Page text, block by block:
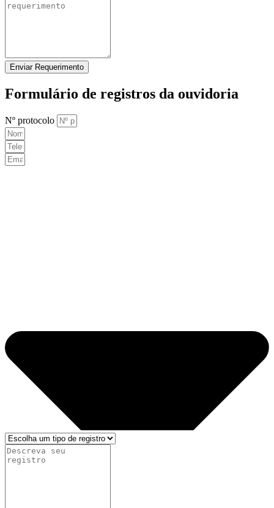
Enviar Requerimento
Formulário de registros da ouvidoria
Nº protocolo